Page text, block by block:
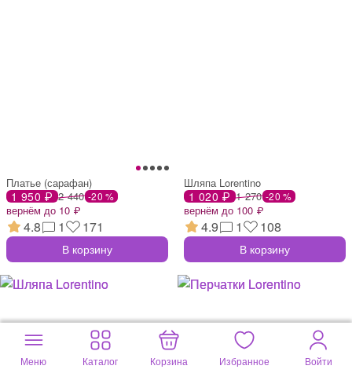
Платье (сарафан)
1 950 ₽ 2 440 -20 %
вернём до 10 ₽
4.8 1 171
В корзину
Шляпа Lorentino
1 020 ₽ 1 270 -20 %
вернём до 100 ₽
4.9 1 108
В корзину
Меню Каталог Корзина Избранное Войти